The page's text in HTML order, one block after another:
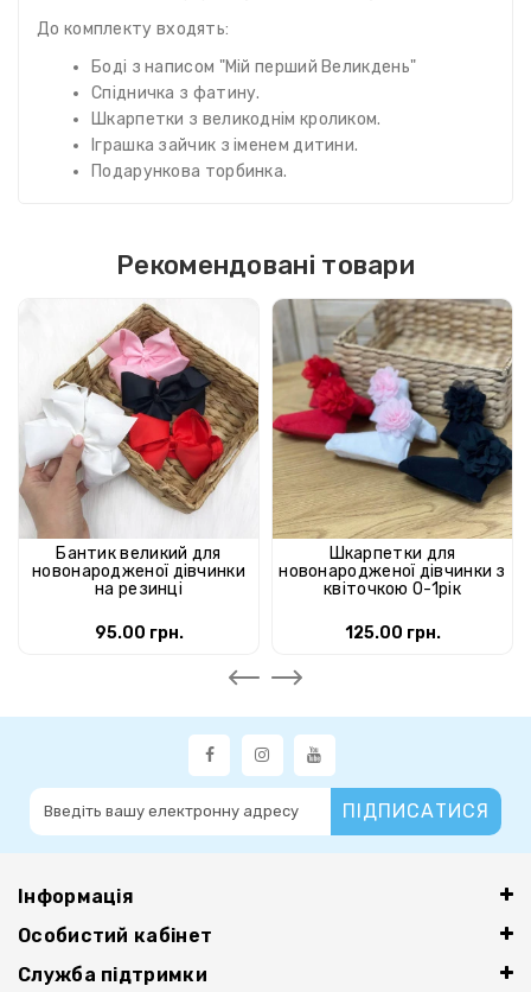
До комплекту входять:
Боді з написом "Мій перший Великдень"
Спідничка з фатину.
Шкарпетки з великоднім кроликом.
Іграшка зайчик з іменем дитини.
Подарункова торбинка.
Рекомендовані товари
Бантик великий для
новонародженої дівчинки
на резинці
95.00 грн.
Шкарпетки для
новонародженої дівчинки з
квіточкою 0-1рік
125.00 грн.
ПІДПИСАТИСЯ
Інформація
Особистий кабінет
Служба підтримки